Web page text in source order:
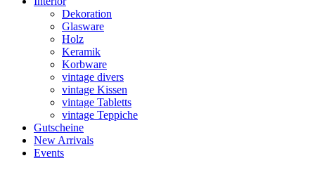
Dekoration
Glasware
Holz
Keramik
Korbware
vintage divers
vintage Kissen
vintage Tabletts
vintage Teppiche
Gutscheine
New Arrivals
Events